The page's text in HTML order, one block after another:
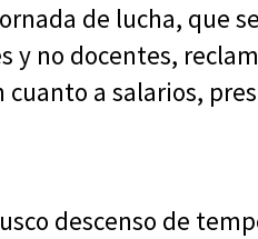
de lucha, que
y no docentes,
a salarios,
descenso de